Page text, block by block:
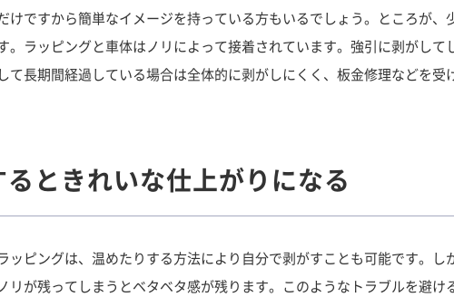
けですから簡単なイメージを持っている方もいるでしょう。ところが
。ラッピングと車体はノリによって接着されています。強引に剥がし
て長期間経過している場合は全体的に剥がしにくく、板金修理などを
ときれいな仕上がりになる
ッピングは、温めたりする方法により自分で剥がすことも可能です。
リが残ってしまうとベタベタ感が残ります。このようなトラブルを避